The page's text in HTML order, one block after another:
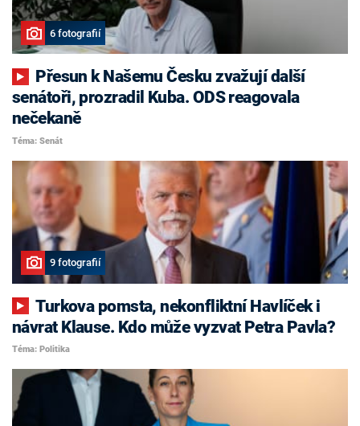
6 fotografií
senátoři, prozradil Kuba. ODS reagovala
nečekaně
Téma: Senát
9 fotografií
Turkova pomsta, nekonfliktní Havlíček i
návrat Klause. Kdo může vyzvat Petra Pavla?
Téma: Politika